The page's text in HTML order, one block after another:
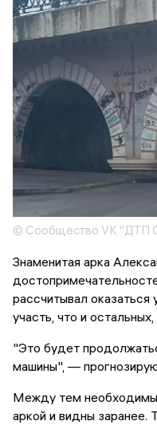
© Сообщество VK "ДТП
Знаменитая арка
рассчитывал оказаться
участь, что и
"Это будет
машины", —
Между тем
аркой и видны заранее.